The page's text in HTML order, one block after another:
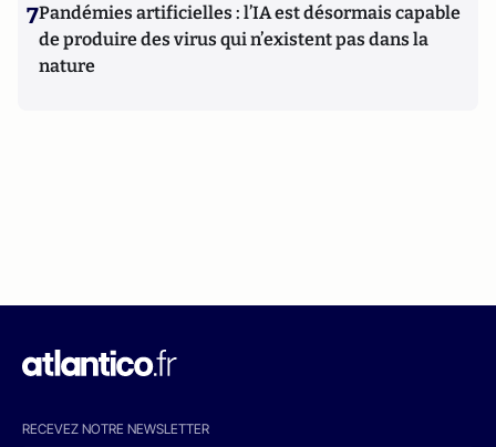
7Pandémies artificielles : l’IA est désormais capable
de produire des virus qui n’existent pas dans la
nature
RECEVEZ NOTRE NEWSLETTER